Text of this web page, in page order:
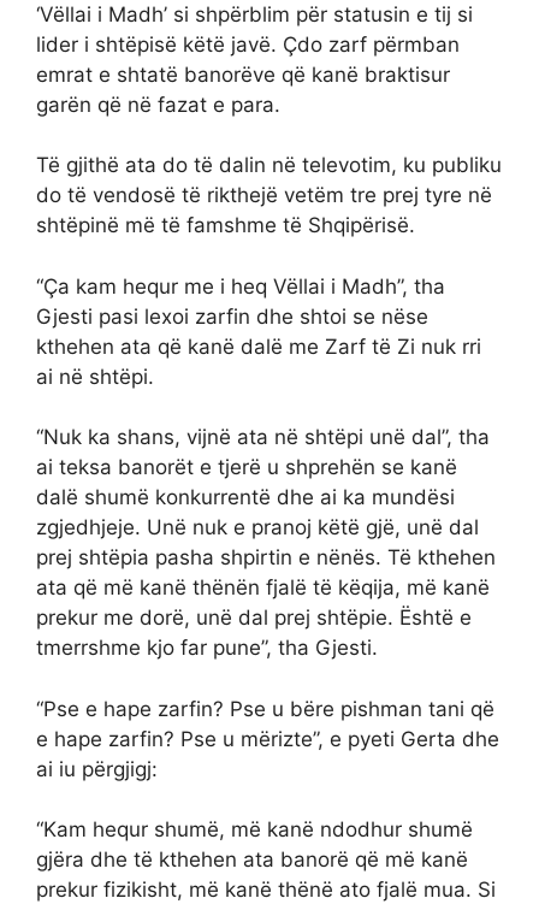
‘Vëllai i Madh’ si shpërblim për statusin e tij si
lider i shtëpisë këtë javë. Çdo zarf përmban
emrat e shtatë banorëve që kanë braktisur
garën që në fazat e para.
Të gjithë ata do të dalin në televotim, ku publiku
do të vendosë të rikthejë vetëm tre prej tyre në
shtëpinë më të famshme të Shqipërisë.
“Ça kam hequr me i heq Vëllai i Madh”, tha
Gjesti pasi lexoi zarfin dhe shtoi se nëse
kthehen ata që kanë dalë me Zarf të Zi nuk rri
ai në shtëpi.
“Nuk ka shans, vijnë ata në shtëpi unë dal”, tha
ai teksa banorët e tjerë u shprehën se kanë
dalë shumë konkurrentë dhe ai ka mundësi
zgjedhjeje. Unë nuk e pranoj këtë gjë, unë dal
prej shtëpia pasha shpirtin e nënës. Të kthehen
ata që më kanë thënën fjalë të këqija, më kanë
prekur me dorë, unë dal prej shtëpie. Është e
tmerrshme kjo far pune”, tha Gjesti.
“Pse e hape zarfin? Pse u bëre pishman tani që
e hape zarfin? Pse u mërizte”, e pyeti Gerta dhe
ai iu përgjigj:
“Kam hequr shumë, më kanë ndodhur shumë
gjëra dhe të kthehen ata banorë që më kanë
prekur fizikisht, më kanë thënë ato fjalë mua. Si